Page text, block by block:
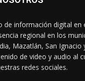
de información digital en
regional en los
Mazatlán, San Ignacio
de video y audio al
redes sociales.